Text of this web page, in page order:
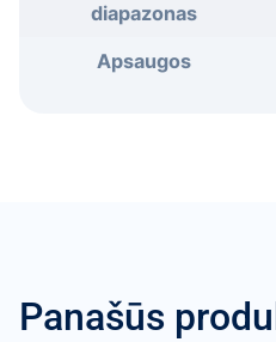
diapazonas
Apsaugos
Panašūs